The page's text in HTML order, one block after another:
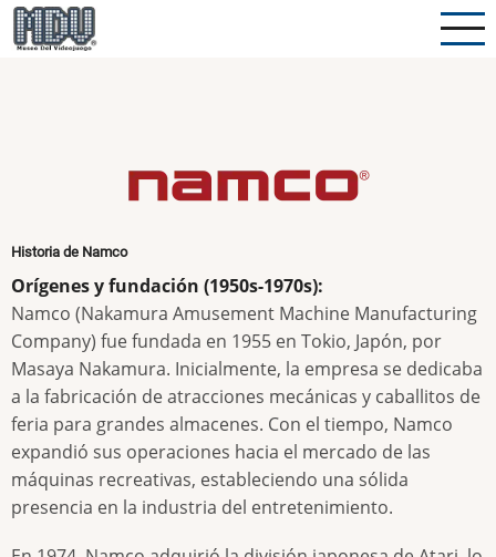
Pasar
al
Historia de Namco
Orígenes y fundación (1950s-1970s):
Namco (Nakamura Amusement Machine Manufacturing
Company) fue fundada en 1955 en Tokio, Japón, por
Masaya Nakamura. Inicialmente, la empresa se dedicaba
a la fabricación de atracciones mecánicas y caballitos de
feria para grandes almacenes. Con el tiempo, Namco
expandió sus operaciones hacia el mercado de las
máquinas recreativas, estableciendo una sólida
presencia en la industria del entretenimiento.